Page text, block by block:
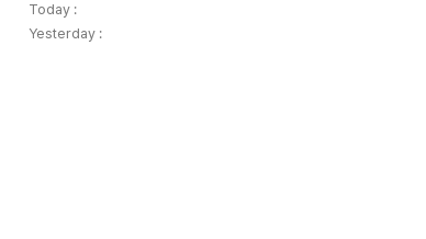
Today :
Yesterday :